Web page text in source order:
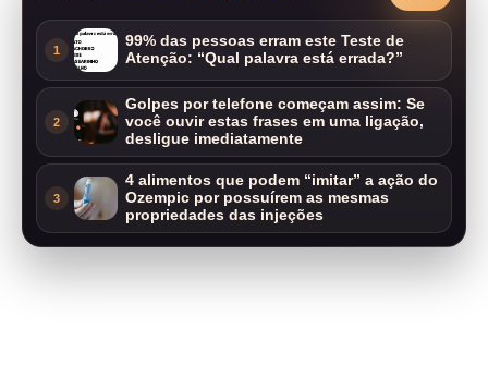
1
99% das pessoas erram este Teste de
Atenção: “Qual palavra está errada?”
2
Golpes por telefone começam assim: Se
você ouvir estas frases em uma ligação,
desligue imediatamente
3
4 alimentos que podem “imitar” a ação do
Ozempic por possuírem as mesmas
propriedades das injeções